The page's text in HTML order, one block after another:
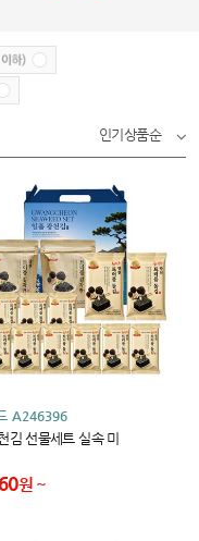
인기상품순
A246396
김 선물세트 실속 미
원